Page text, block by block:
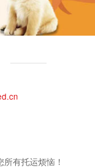
有托运烦恼！